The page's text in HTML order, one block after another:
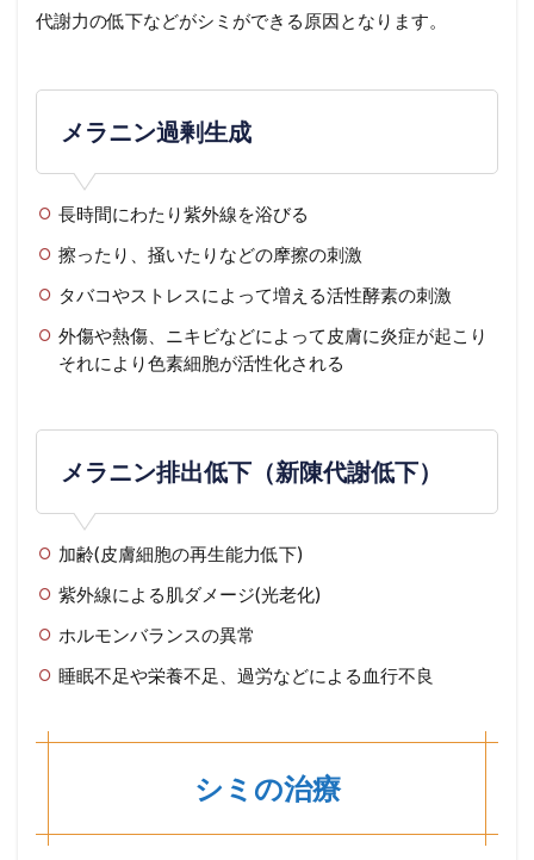
代謝力の低下などがシミができる原因となります。
メラニン過剰生成
長時間にわたり紫外線を浴びる
擦ったり、掻いたりなどの摩擦の刺激
タバコやストレスによって増える活性酵素の刺激
外傷や熱傷、ニキビなどによって皮膚に炎症が起こり
それにより色素細胞が活性化される
メラニン排出低下（新陳代謝低下）
加齢(皮膚細胞の再生能力低下)
紫外線による肌ダメージ(光老化)
ホルモンバランスの異常
睡眠不足や栄養不足、過労などによる血行不良
シミの治療